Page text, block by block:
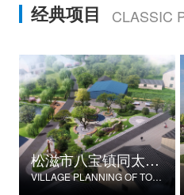
经典项目 CLASSIC
松滋市八宝镇同太湖村村庄规划
VILLAGE PLANNING OF TONGTAIHU VILLAGE, BABAO TOWN, SONGZI CITY